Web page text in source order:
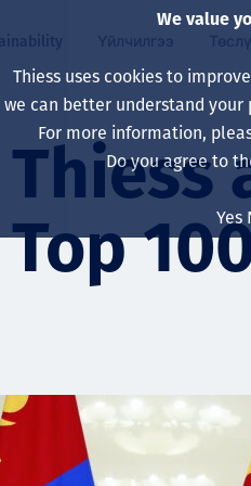
Үйлчилгээ
Thiess
Top
We value
Thiess uses cookies to
we can better understand
For more information,
Do you agree to
Yes